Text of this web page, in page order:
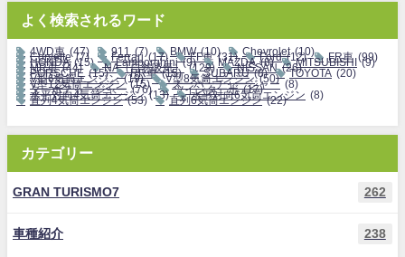
よく検索されるワード
4WD車 (47) 911 (7) BMW (10) Chevrolet (10)
Corvette (7) Ferrari (17) FF車 (31) Ford (12) FR車 (99)
HONDA (15) Lamborghini (9) MAZDA (8) MITSUBISHI (9)
MR車 (44) NA（自然吸気） (129) NISSAN (26)
PORSCHE (15) RR車 (15) SUBARU (8) TOYOTA (20)
V型6気筒エンジン (19) V型8気筒エンジン (50)
V型12気筒エンジン (15) スーパーチャージャー (8)
ターボチャージャー (76) ツインターボ (17)
水平対向4気筒エンジン (13) 水平対向6気筒エンジン (8)
直列4気筒エンジン (53) 直列6気筒エンジン (22)
カテゴリー
GRAN TURISMO7 262
車種紹介 238